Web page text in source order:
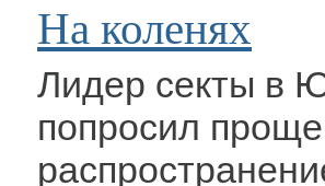
На коленях
Лидер секты в
попросил